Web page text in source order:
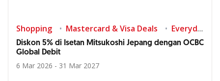
Shopping Mastercard & Visa Deals Everyday's deals
Diskon 5% di Isetan Mitsukoshi Jepang dengan OCBC
Global Debit
6 Mar 2026 - 31 Mar 2027